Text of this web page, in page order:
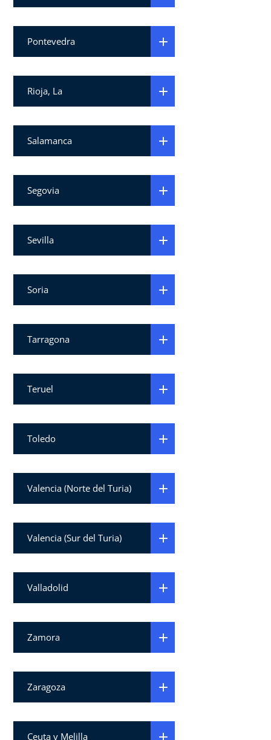
Pontevedra
Rioja, La
Salamanca
Segovia
Sevilla
Soria
Tarragona
Teruel
Toledo
Valencia (Norte del Turia)
Valencia (Sur del Turia)
Valladolid
Zamora
Zaragoza
Ceuta y Melilla